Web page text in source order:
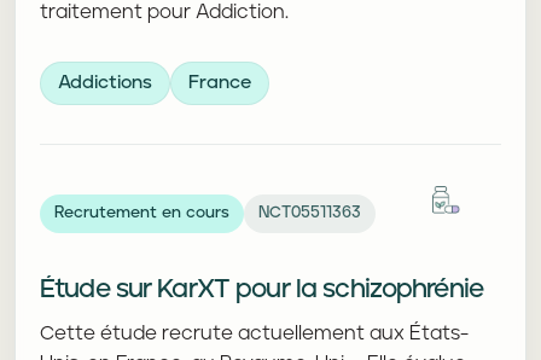
traitement pour Addiction.
Addictions France
Recrutement en cours NCT05511363
Étude sur KarXT pour la schizophrénie
Cette étude recrute actuellement aux États-